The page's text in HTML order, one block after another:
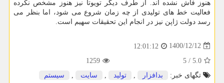
هنوز فاش نشده اند. از طرف دیگر تویوتا نیز هنوز مشخص نکرده
فعالیت خط های تولیدی از چه زمان شروع می شود، اما بنظر می
رسد دولت ژاپن نیز در انجام این تحقیقات سهیم است.
1400/12/12
12:01:12
5.0
/
5
1259
تگهای خبر:
بدافزار تولید سایت سیستم